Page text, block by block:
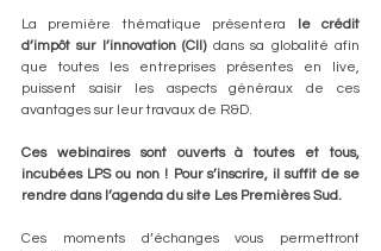
La première thématique présentera
le crédit
d’impôt sur l’innovation (CII) dans sa globalité afin
que toutes les entreprises présentes en live,
puissent saisir les aspects généraux de ces
avantages sur leur travaux de R&D.
Ces webinaires sont ouverts à toutes et tous,
incubées LPS ou non ! Pour s’inscrire, il suffit de se
rendre dans l’agenda du site Les Premières Sud.
Ces moments d’échanges vous permettront